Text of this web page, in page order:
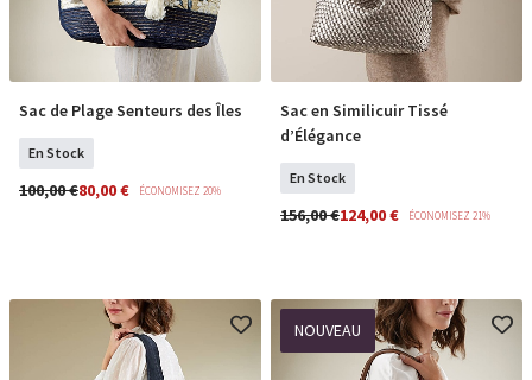
COMMANDER
Sac de Plage Senteurs des Îles
En Stock
100,00 €80,00 € ÉCONOMISEZ 20%
COMMANDER
Sac en Similicuir Tissé
d’Élégance
En Stock
156,00 €124,00 € ÉCONOMISEZ 21%
NOUVEAU